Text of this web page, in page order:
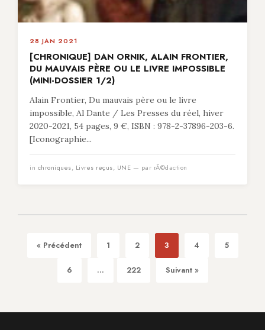
28 JAN 2021
[CHRONIQUE] DAN ORNIK, ALAIN FRONTIER,
DU MAUVAIS PÈRE OU LE LIVRE IMPOSSIBLE
(MINI-DOSSIER 1/2)
Alain Frontier, Du mauvais père ou le livre
impossible, Al Dante / Les Presses du réel, hiver
2020-2021, 54 pages, 9 €, ISBN : 978-2-37896-203-6.
[Iconographie...
in chroniques, Livres reçus, UNE — par rÃ©daction
« Précédent 1 2 3 4 5
6 ... 222 Suivant »